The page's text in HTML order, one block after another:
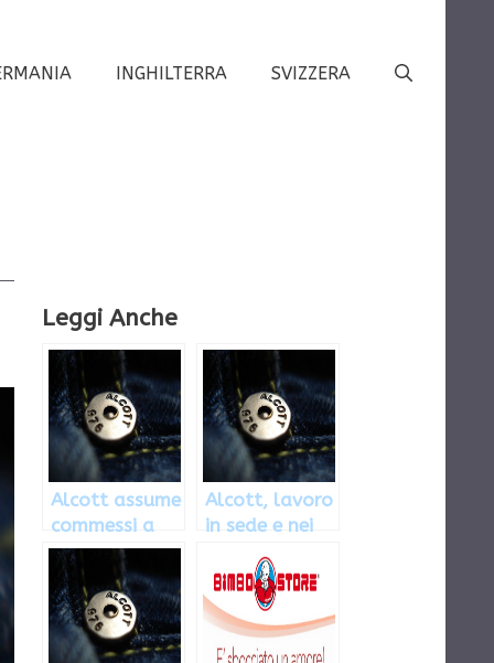
INGHILTERRA SVIZZERA
Leggi Anche
Alcott assume
commessi a
Porta di
Roma
Alcott, lavoro
in sede e nei
negozi